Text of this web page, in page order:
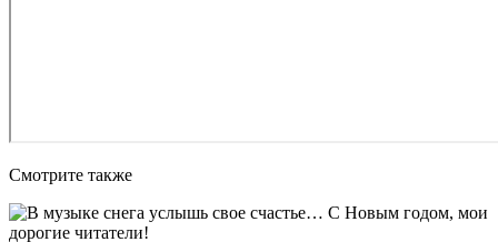
Смотрите также